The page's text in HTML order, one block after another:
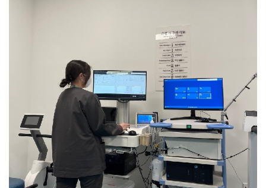
신분으로만 할 수 있는 다양한 경험을 해보고 싶었기
때문입니다. 선후배가 아닌 목표를 향해 함께 나아가는
사회 초년생으로서, 동료로서 이야기하고 싶습니다.
학생회장, 대외활동, 학업, 자격증 공부를 병행하며 정말
힘들었던 시간도 많았습니다. 대학시절 도전의 개념과
따라오는 성취에 대한 보상을 처음 느꼈습니다. 시간이
지난 지금, 그때의 기억을 연료 삼아 포기하고 싶은
순간마다 열어보고 다시 일어날 수 있는 용기를 얻고
있습니다. 모든 것이 처음이고 새롭기만 했던 스무 살과 그
이후 지금까지도 불완전함에 불안해지고 서투른 모습이
도전하게 되었습니다. 그 결과 8개의 자격증 중 4개를 대학
생활을 하면서 취득하게 되었고, 이력서를 작성하는
과정에서도 많은 도움이 되었습니다.티웨이항공은 서류에
합격하고 난 이후에는 총 세 번의 면접을 진행하게 되는데,
그 기간 동안 본부동에 있는 강의실을 매일 빌리면서 면접
준비를 했습니다. 스터디를 통해 교수님께 피드백을
받으면서 부족한 부분들을 개선할 수 있었고, 많은 도움을
받을 수 있었습니다. 이런 과정들 덕분에 처음으로
지원하는 항공사에서 한 번에 합격할 수 있었던 거
같습니다. 이 자리를 빌려 나윤서 교수님께 감사하다는
말씀 전해 드리고 싶습니다. 저는 이제 취업을 하게 되어
현대백화점에 아프리카안경원을 개업하여 운영할 수
있었습니다. 또 동시에 백석대학교 대학원 안경광학과에
진학하여 학업과 안경사 경험을 동시에 쌓을 수
있었습니다.​모교 대학원에 진학하여 학부 때부터 저를
지도해 주신 교수님들과 함께 학업을 계속하여 더
효과적으로 학업을 병행할 수 있었고, 무엇보다
근무하면서 생겼던 현장에서 궁금한 점들을 실제로 실험해
보면서 연구할 수 있었습니다.우리 대학에는 다양하고
우수한 검안 장비를 갖추고 있어서 연구를 수행하기에
매우 좋은 환경입니다. 또한 지도 교수님과 대학원